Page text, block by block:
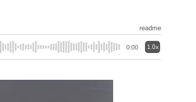
readme
0:00 1.0x